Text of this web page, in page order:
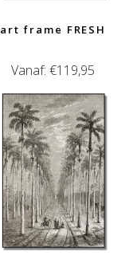
art frame FRESH
Vanaf:€119,95